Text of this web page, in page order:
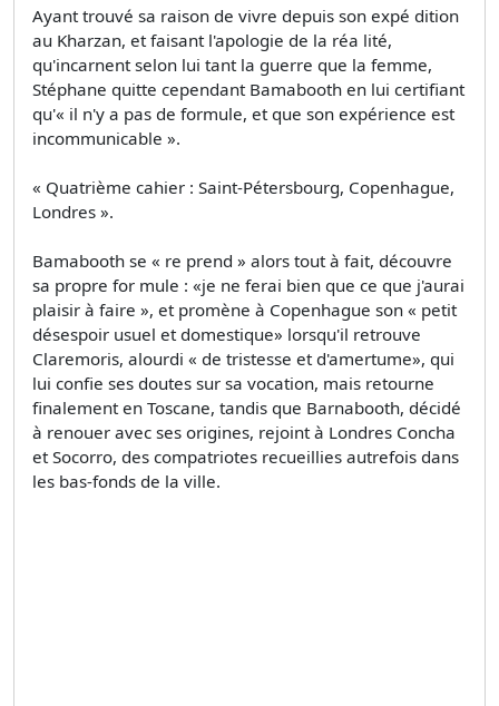
Ayant trouvé sa raison de vivre depuis son expé­ dition
au Kharzan, et faisant l'apologie de la réa­ lité,
qu'incarnent selon lui tant la guerre que la femme,
Stéphane quitte cependant Bamabooth en lui certifiant
qu'« il n'y a pas de formule, et que son expérience est
incommunicable ».
« Quatrième cahier : Saint-Pétersbourg, Copenhague,
Londres ».
Bamabooth se « re­ prend » alors tout à fait, découvre
sa propre for­ mule : «je ne ferai bien que ce que j'aurai
plaisir à faire », et promène à Copenhague son « petit
désespoir usuel et domestique» lorsqu'il retrouve
Claremoris, alourdi « de tristesse et d'amertume», qui
lui confie ses doutes sur sa vocation, mais retourne
finalement en Toscane, tandis que Barnabooth, décidé
à renouer avec ses origines, rejoint à Londres Concha
et Socorro, des compatriotes recueillies autrefois dans
les bas-fonds de la ville.